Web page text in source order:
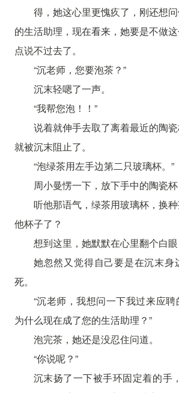
得，她这心里更愧疚了，刚还想
的生活助理，现在看来，她要是不做
点说不过去了。
“沉老师，您要泡茶？”
沉末轻嗯了一声。
“我帮您泡！！”
说着就伸手去取了离着最近的陶
就被沉末阻止了。
“泡绿茶用左手边第二只玻璃杯。”
周小曼愣一下，放下手中的陶瓷杯
听他那语气，绿茶用玻璃杯，换
他杯子了？
想到这里，她默默在心里翻个白眼
她忽然又觉得自己要是在沉末身
死。
“沉老师，我想问一下我过来应聘
为什么现在成了您的生活助理？”
泡完茶，她还是没忍住问道。
“你说呢？”
沉末扬了一下被手环固定着的手